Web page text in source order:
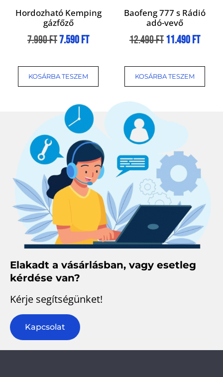
Hordozható Kemping
gázfőző
7.990Ft7.590Ft
KOSÁRBA TESZEM
Baofeng 777 s Rádió
adó-vevő
12.490Ft11.490Ft
KOSÁRBA TESZEM
Elakadt a vásárlásban, vagy esetleg
kérdése van?
Kérje segítségünket!
Kapcsolat